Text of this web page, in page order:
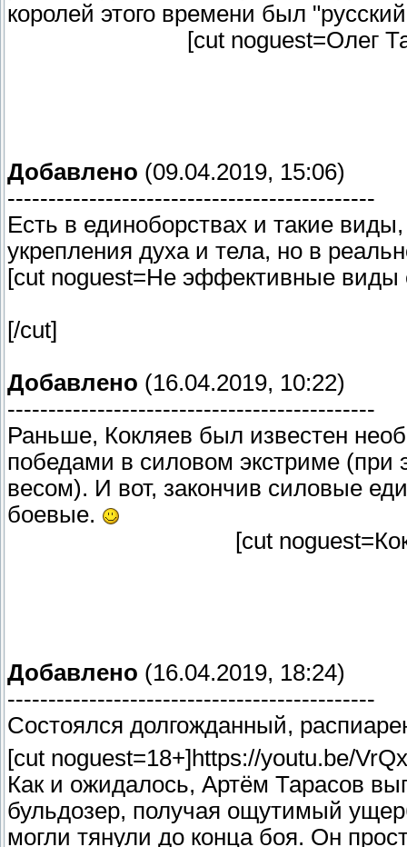
королей этого времени был
[cut noguest=Олег
Добавлено (09.04.2019, 15:06)
---------------------------------------------
Есть в единоборствах и такие
укрепления духа и тела, но в
[cut noguest=Не эффективные виды
[/cut]
Добавлено (16.04.2019, 10:22)
---------------------------------------------
Раньше, Кокляев был известен
победами в силовом экстриме (при
весом). И вот, закончив силовые
боевые.
[cut
Добавлено (16.04.2019, 18:24)
---------------------------------------------
Состоялся долгожданный,
[cut noguest=18+]https://youtu.be/
Как и ожидалось, Артём Тарасов
бульдозер, получая ощутимый
могли тянули до конца боя. Он